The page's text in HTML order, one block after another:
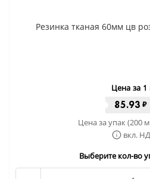
Резинка тканая 60мм цв
Цена за 1
85.93 ₽
Цена за упак (200
вкл.
Выберите кол-во